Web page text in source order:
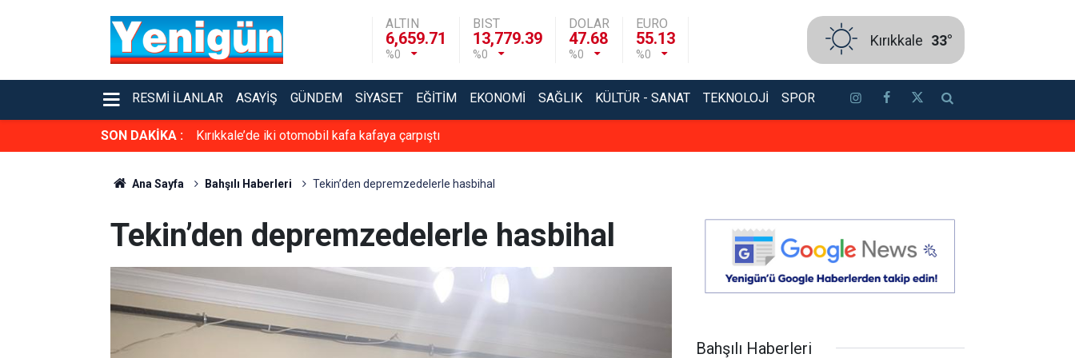
ALTIN
6,659.71
%0
BIST
13,779.39
%0
DOLAR
47.68
%0
EURO
55.13
%0
Kırıkkale 33°
RESMI İLANLAR ASAYIŞ GÜNDEM SIYASET EĞITIM EKONOMI SAĞLIK KÜLTÜR - SANAT TEKNOLOJI SPOR
SON DAKİKA : Kırıkkale’de iki otomobil kafa kafaya çarpıştı
Ana Sayfa Bahşılı Haberleri Tekin’den depremzedelerle hasbihal
Tekin’den depremzedelerle hasbihal
Bahşılı Haberleri